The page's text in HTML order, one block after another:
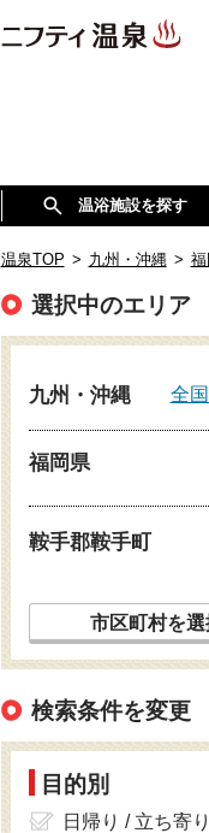
温浴施設を探す
温泉TOP > 九州・沖縄 > 福
選択中のエリア
九州・沖縄 全
福岡県
鞍手郡鞍手町
市区町村を選
検索条件を変更
目的別
日帰り / 立ち寄り